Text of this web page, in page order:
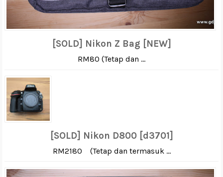
[SOLD] Nikon Z Bag [NEW]
RM80 (Tetap dan ...
[SOLD] Nikon D800 [d3701]
RM2180 (Tetap dan termasuk ...